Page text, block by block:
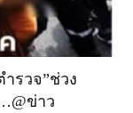
รวจ”ช่วง
ข่าว